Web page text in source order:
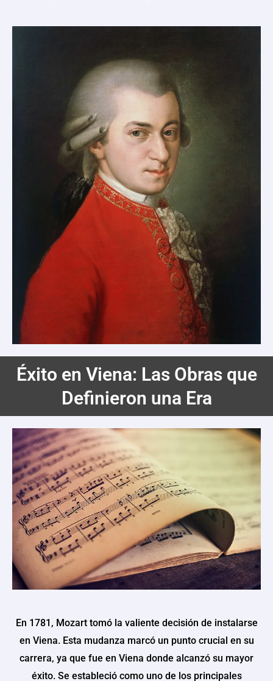
Éxito en Viena: Las Obras que
Definieron una Era
En 1781, Mozart tomó la valiente decisión de instalarse
en Viena. Esta mudanza marcó un punto crucial en su
carrera, ya que fue en Viena donde alcanzó su mayor
éxito. Se estableció como uno de los principales